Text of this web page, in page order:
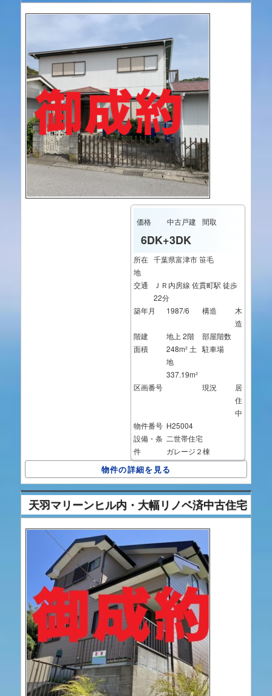
価格 中古戸建 間取
6DK+3DK
所在
地
千葉県富津市 笹毛
交通
ＪＲ内房線 佐貫町駅 徒歩
22分
築年月
1987/6 構造
木
造
階建
地上 2階
部屋階数
面積
248m² 土
地
337.19m²
駐車場
区画番号 現況
居
住
中
物件番号 H25004
設備・条
件
二世帯住宅
ガレージ２棟
物件の詳細を見る
天羽マリーンヒル内・大幅リノベ済中古住宅